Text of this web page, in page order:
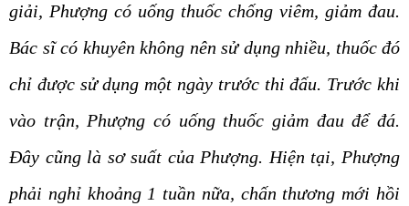
giải, Phượng có uống thuốc chống viêm, giảm đau.
Bác sĩ có khuyên không nên sử dụng nhiều, thuốc đó
chỉ được sử dụng một ngày trước thi đấu. Trước khi
vào trận, Phượng có uống thuốc giảm đau để đá.
Đây cũng là sơ suất của Phượng. Hiện tại, Phượng
phải nghỉ khoảng 1 tuần nữa, chấn thương mới hồi